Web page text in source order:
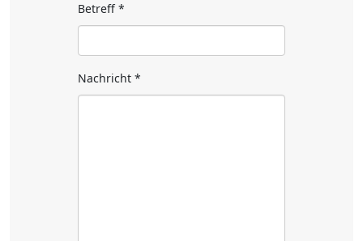
Betreff *
Nachricht *